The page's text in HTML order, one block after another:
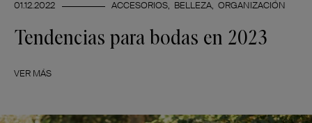
01.12.2022 ACCESORIOS BELLEZA ORGANIZACIÓN
Tendencias para bodas en 2023
VER MÁS